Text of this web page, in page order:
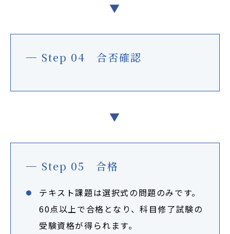
▼
Step 04 合否確認
▼
Step 05 合格
テキスト課題は選択式の問題のみです。
60点以上で合格となり、科目修了試験の
受験資格が得られます。